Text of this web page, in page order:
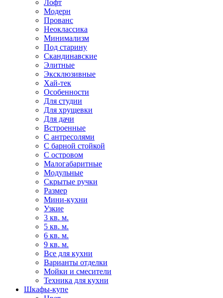
Лофт
Модерн
Прованс
Неоклассика
Минимализм
Под старину
Скандинавские
Элитные
Эксклюзивные
Хай-тек
Особенности
Для студии
Для хрущевки
Для дачи
Встроенные
С антресолями
С барной стойкой
С островом
Малогабаритные
Модульные
Скрытые ручки
Размер
Мини-кухни
Узкие
3 кв. м.
5 кв. м.
6 кв. м.
9 кв. м.
Все для кухни
Варианты отделки
Мойки и смесители
Техника для кухни
Шкафы-купе